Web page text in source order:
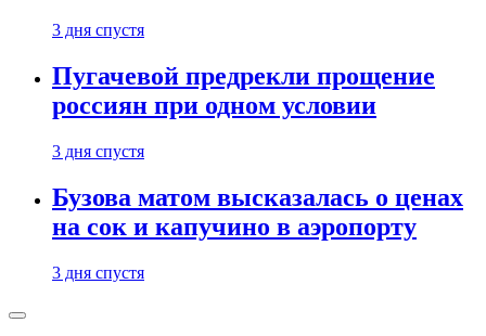
3 дня спустя
Пугачевой предрекли прощение
россиян при одном условии
3 дня спустя
Бузова матом высказалась о ценах
на сок и капучино в аэропорту
3 дня спустя